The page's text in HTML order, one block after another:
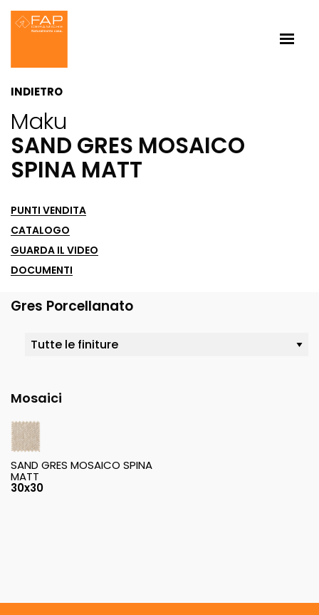
INDIETRO
Maku
SAND GRES MOSAICO
SPINA MATT
PUNTI VENDITA
CATALOGO
GUARDA IL VIDEO
DOCUMENTI
Gres Porcellanato
Mosaici
SAND GRES MOSAICO SPINA
MATT
30x30